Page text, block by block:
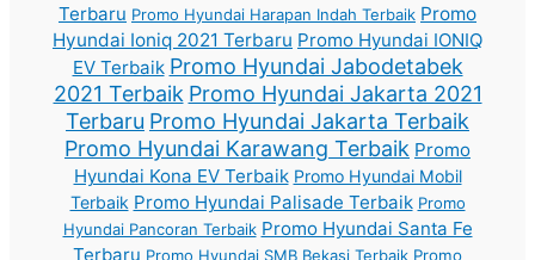
Terbaru Promo Hyundai Harapan Indah Terbaik Promo
Hyundai Ioniq 2021 Terbaru Promo Hyundai IONIQ
EV Terbaik Promo Hyundai Jabodetabek
2021 Terbaik Promo Hyundai Jakarta 2021
Terbaru Promo Hyundai Jakarta Terbaik
Promo Hyundai Karawang Terbaik Promo
Hyundai Kona EV Terbaik Promo Hyundai Mobil
Terbaik Promo Hyundai Palisade Terbaik Promo
Hyundai Pancoran Terbaik Promo Hyundai Santa Fe
Terbaru Promo Hyundai SMB Bekasi Terbaik Promo